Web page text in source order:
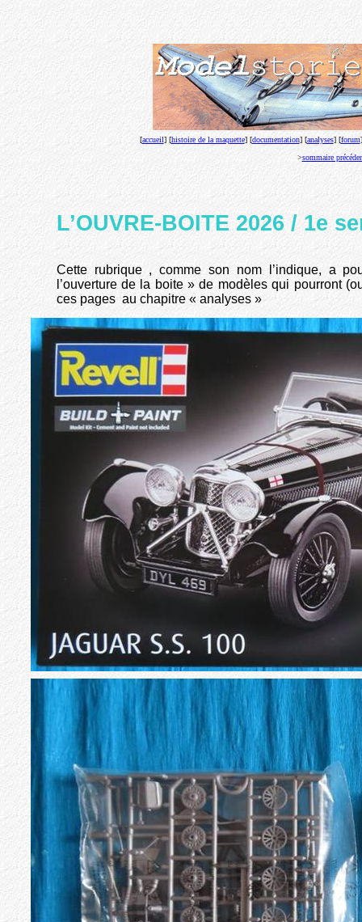
L’OUVRE-BOITE 2026 / 1e
Cette rubrique , comme son nom l’indique, a
l’ouverture de la boite » de modèles qui pourront
ces pages au chapitre « analyses »
[accueil] [histoire de la maquette] [documentation] [analyses] [forum
>sommaire